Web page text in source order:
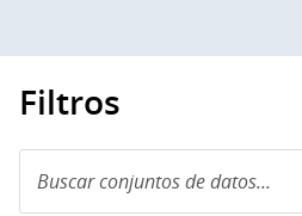
Filtros
conjuntos